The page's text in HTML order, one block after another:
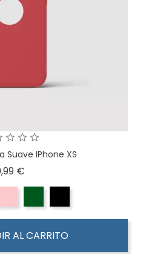
Suave IPhone XS
€
AL CARRITO